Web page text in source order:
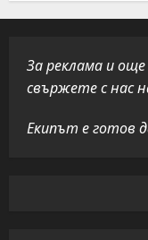
За реклама и още
свържете с нас
Екипът е готов